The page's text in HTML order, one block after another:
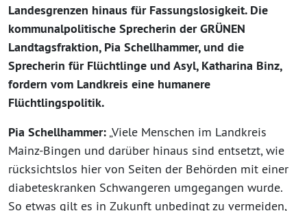
Landesgrenzen hinaus für Fassungslosigkeit. Die
kommunalpolitische Sprecherin der GRÜNEN
Landtagsfraktion, Pia Schellhammer, und die
Sprecherin für Flüchtlinge und Asyl, Katharina Binz,
fordern vom Landkreis eine humanere
Flüchtlingspolitik.
Pia Schellhammer:„Viele Menschen im Landkreis
Mainz-Bingen und darüber hinaus sind entsetzt, wie
rücksichtslos hier von Seiten der Behörden mit einer
diabeteskranken Schwangeren umgegangen wurde.
So etwas gilt es in Zukunft unbedingt zu vermeiden,